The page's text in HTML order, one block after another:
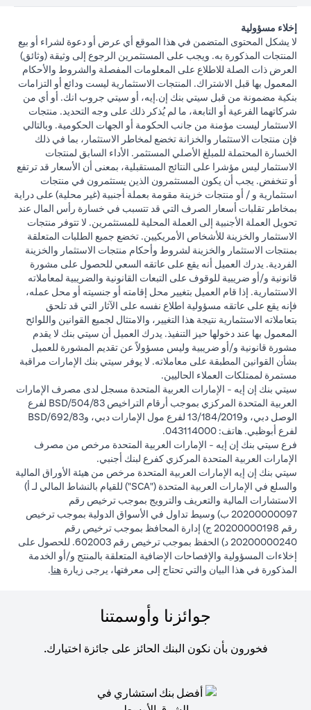
إخلاء مسؤولية
لا يشكل المحتوى المتضمن في هذا الموقع أي عرض أو دعوة لشراء أو بيع
المنتجات المذكورة به. ويجب على المستثمرين الرجوع إلى وثيقة (وثائق)
العرض ذات الصلة للاطلاع على المعلومات المفصلة والشروط والأحكام
المعمول بها قبل الاشتراك. المنتجات الاستثمارية ليست ودائع أو التزامات
بنكية مضمونة من قبل سيتي بنك إن.إيه، أو سيتي جروب انك. أو أي من
شركاتهما الفرعية أو التابعة، ما لم يُذكر ذلك على وجه التحديد. منتجات
الاستثمار ليست مؤمنة من جانب الحكومة أو الجهات الحكومية. وبالتالي
فإن منتجات الاستثمار والخزانة تخضع لمخاطر الاستثمار، بما في ذلك
الخسارة المحتملة للمبلغ الأصلي المستثمر. الأداء السابق لمنتجات
الاستثمار ليس مؤشرا على النتائج المستقبلية، بمعنى أن الأسعار قد ترتفع
أو تنخفض. يجب أن يكون المستثمرون الذين يستثمرون في منتجات
استثمارية و / أو منتجات خزينة مقومة بعملة أجنبية (غير محلية) على دراية
بمخاطر تقلبات أسعار الصرف التي قد تتسبب في خسارة رأس المال عند
تحويل العملة الأجنبية إلى العملة المحلية للمستثمرين. لا تتوفر منتجات
الاستثمار والخزينة للأشخاص الأمريكيين. تخضع جميع الطلبات المتعلقة
بمنتجات الاستثمار والخزينة لشروط وأحكام منتجات الاستثمار والخزينة
الفردية. يدرك العميل أنه يقع على عاتقه السعي للحصول على مشورة
قانونية و/أو ضريبية للوقوف على التبعات القانونية والضريبية لمعاملاته
الاستثمارية. إذا قام العميل بتغيير محل إقامته أو جنسيته أو محل عمله،
فإنه يقع على عاتقه مسؤولية اطلاع نفسه على الآثار التي قد تلحق
بتعاملاته الاستثمارية نتيجة هذا التغيير، والامتثال لجميع القوانين واللوائح
المعمول بها عند دخولها حيز التنفيذ. يدرك العميل أن سيتي بنك لا يقدم
مشورة قانونية و/أو ضريبية وليس مسؤولاً عن تقديم المشورة للعميل
بشأن القوانين المطبقة على معاملاته. لا يوفر سيتي بنك الإمارات مراقبة
مستمرة لممتلكات العملاء الحاليين.
سيتي بنك إن إيه - الإمارات العربية المتحدة مسجل لدى مصرف الإمارات
العربية المتحدة المركزي بموجب أرقام التراخيص BSD/504/83 لفرع
الوصل دبي، و13/184/2019 لفرع مول الإمارات دبي، وBSD/692/83
لفرع أبوظبي. هاتف: 043114000.
فرع سيتي بنك إن إيه - الإمارات العربية المتحدة مرخص من مصرف
الإمارات العربية المتحدة المركزي كفرع لبنك أجنبي.
سيتي بنك إن إيه الإمارات العربية المتحدة مرخص من هيئة الأوراق المالية
والسلع في الإمارات العربية المتحدة ("SCA") للقيام بالنشاط المالي لـ أ)
الاستشارات المالية والتعريف والترويج بموجب ترخيص رقم
20200000097 ب) وسيط تداول في الأسواق الدولية بموجب ترخيص
رقم 20200000198 ج) إدارة المحافظ بموجب ترخيص رقم
20200000240 د) الحفظ بموجب ترخيص رقم 602003. للحصول على
إخلاءات المسؤولية والإفصاحات الإضافية المتعلقة بالمنتج و/أو الخدمة
المذكورة في هذا البيان والتي تحتاج إلى معرفتها، يرجى زيارة هنا.
جوائزنا وأوسمتنا
فخورون بأن نكون البنك الحائز على جائزة اختيارك.